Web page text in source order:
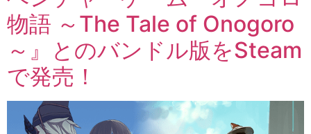
物語 ～The Tale of Onogoro
～』とのバンドル版をSteam
で発売！ ​